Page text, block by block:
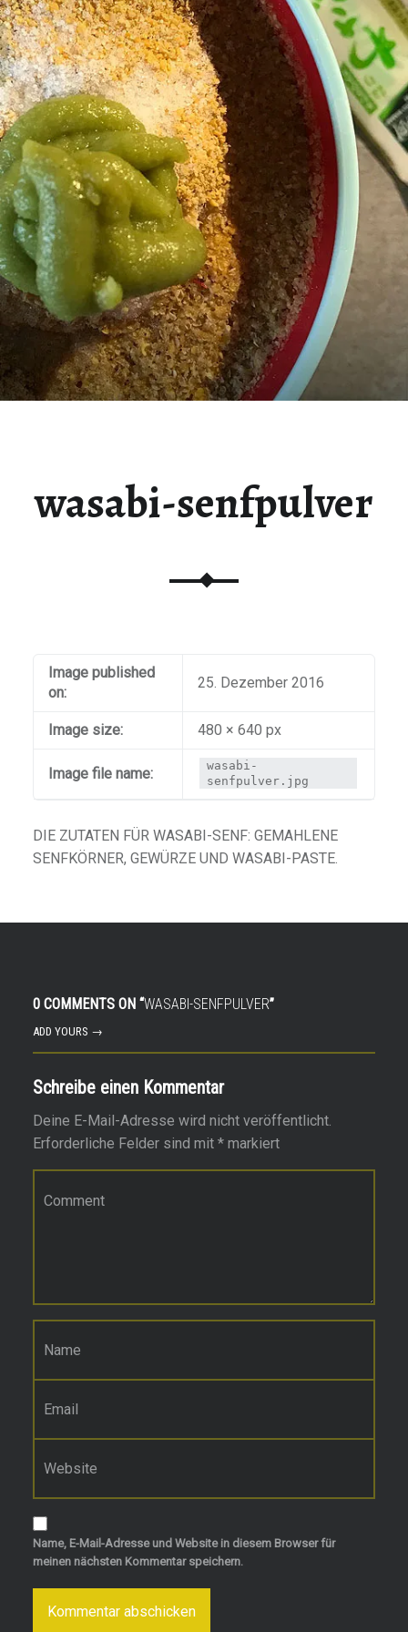
wasabi-senfpulver
Image published
on:
25. Dezember 2016
Image size: 480 × 640 px
Image file name:
wasabi-
senfpulver.jpg
DIE ZUTATEN FÜR WASABI-SENF: GEMAHLENE
SENFKÖRNER, GEWÜRZE UND WASABI-PASTE.
0 COMMENTS ON “WASABI-SENFPULVER”
ADD YOURS →
Schreibe einen Kommentar
Deine E-Mail-Adresse wird nicht veröffentlicht.
Erforderliche Felder sind mit *markiert
Name
*
Website
Name, E-Mail-Adresse und Website in diesem Browser für
meinen nächsten Kommentar speichern.